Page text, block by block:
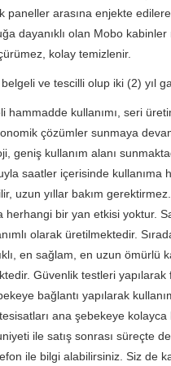
arasına enjekte
dayanıklı olan Mobo
kolay temizlenir.
ve tescilli olup iki (2) yıl
hammadde kullanımı, seri
çözümler sunmaya
geniş kullanım alanı
saatler içerisinde
uzun yıllar bakım
herhangi bir yan etkisi yoktur.
olarak üretilmektedir.
en sağlam, en uzun ömürlü
Güvenlik testleri yapılarak
bağlantı yapılarak
ana şebekeye kolayca
ile satış sonrası süreçte
ile bilgi alabilirsiniz. Siz de